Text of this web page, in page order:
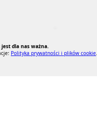
dla nas ważna.
Polityka prywatności i plików cookie